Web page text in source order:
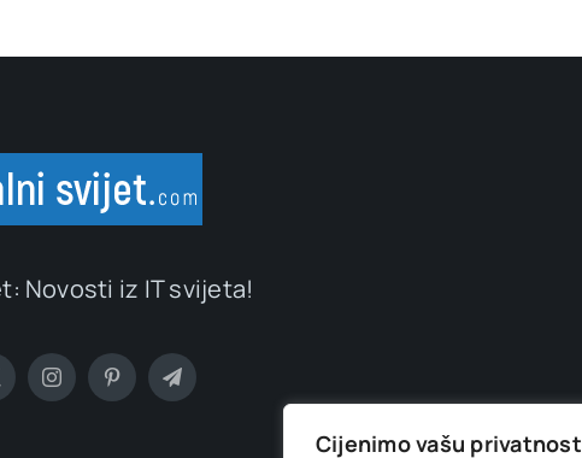
Cijenimo vašu privatnost
Novosti iz IT svijeta!